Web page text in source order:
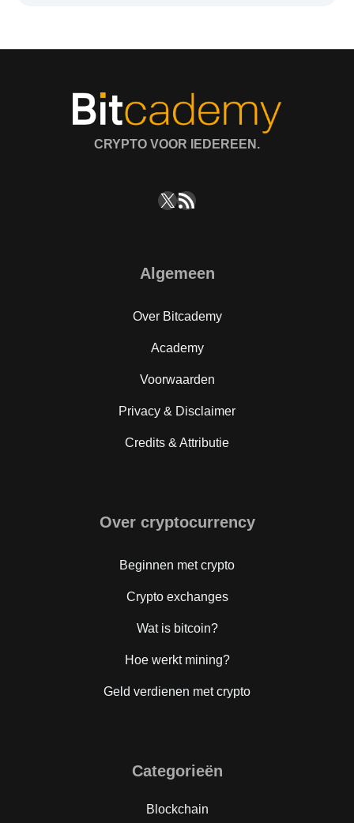
CRYPTO VOOR IEDEREEN.
X RSS feed
Algemeen
Over Bitcademy
Academy
Voorwaarden
Privacy & Disclaimer
Credits & Attributie
Over cryptocurrency
Beginnen met crypto
Crypto exchanges
Wat is bitcoin?
Hoe werkt mining?
Geld verdienen met crypto
Categorieën
Blockchain